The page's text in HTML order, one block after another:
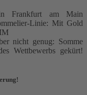
Frankfurt am Main
Linie: Mit Gold
nicht genug: Somme
Wettbewerbs gekürt!